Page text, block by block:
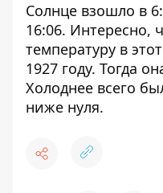
Солнце взошло в
16:06. Интересно,
температуру в
1927 году. Тогда
Холоднее всего
ниже нуля.